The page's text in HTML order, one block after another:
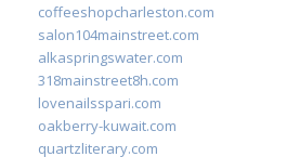
coffeeshopcharleston.com
salon104mainstreet.com
alkaspringswater.com
318mainstreet8h.com
lovenailsspari.com
oakberry-kuwait.com
quartzliterary.com